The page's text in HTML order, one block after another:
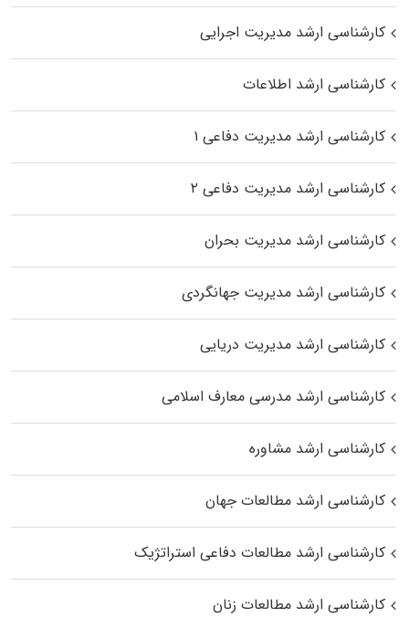
کارشناسی ارشد مدیریت اجرایی
کارشناسی ارشد اطلاعات
کارشناسی ارشد مدیریت دفاعی ۱
کارشناسی ارشد مدیریت دفاعی ۲
کارشناسی ارشد مدیریت بحران
کارشناسی ارشد مدیریت جهانگردی
کارشناسی ارشد مدیریت دریایی
کارشناسی ارشد مدرسی معارف اسلامی
کارشناسی ارشد مشاوره
کارشناسی ارشد مطالعات جهان
کارشناسی ارشد مطالعات دفاعی استراتژیک
کارشناسی ارشد مطالعات زنان